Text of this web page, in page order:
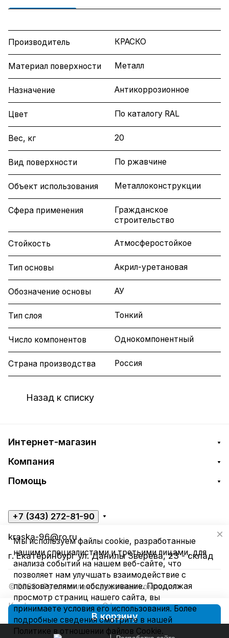
В корзину
Производитель КРАСКО
Материал поверхности Металл
Назначение Антикоррозионное
Цвет По каталогу RAL
Вес, кг 20
Вид поверхности По ржавчине
Объект использования Металлоконструкции
Сфера применения
Гражданское
строительство
Стойкость Атмосферостойкое
Тип основы Акрил-уретановая
Обозначение основы АУ
Тип слоя Тонкий
Число компонентов Однокомпонентный
Страна производства Россия
Назад к списку
Интернет-магазин
Компания
Помощь
+7 (343) 272-81-90
kraska-96@ro.ru
г. Екатеринбург ул. Данилы Зверева, 23 - склад
© 2026 «Русская лакокрасочная компания»
Конфиденциальность
Оферта
Мы используем файлы cookie, разработанные
нашими специалистами и третьими лицами, для
анализа событий на нашем веб-сайте, что
позволяет нам улучшать взаимодействие с
пользователями и обслуживание. Продолжая
просмотр страниц нашего сайта, вы
принимаете условия его использования. Более
подробные сведения смотрите в нашей
Политике в отношении файлов Cookie.